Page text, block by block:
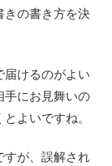
きの書き方を決
届けるのがよい
手にお見舞いの
よいですね。
すが、誤解され